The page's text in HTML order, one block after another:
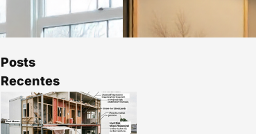
Posts
Recentes